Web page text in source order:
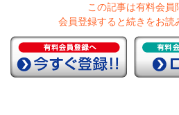
この記事は有料会員
会員登録すると続きをお読